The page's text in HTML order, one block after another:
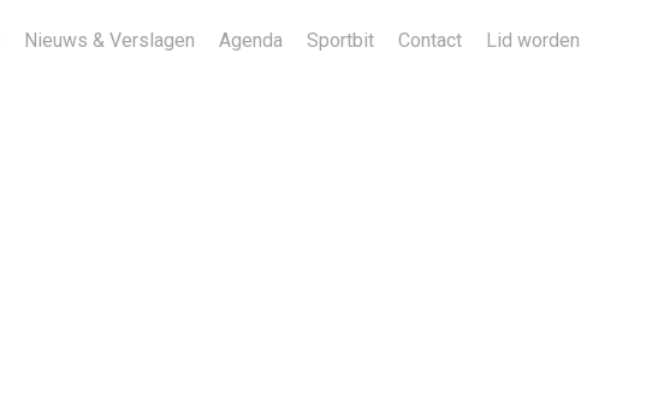
Nieuws & Verslagen Agenda Sportbit Contact Lid worden